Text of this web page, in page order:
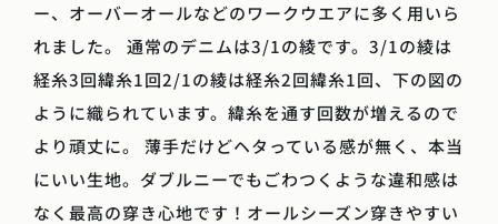
ー、オーバーオールなどのワークウエアに多く用いら
れました。 通常のデニムは3/1の綾です。3/1の綾は
経糸3回緯糸1回2/1の綾は経糸2回緯糸1回、下の図の
ように織られています。緯糸を通す回数が増えるので
より頑丈に。 薄手だけどヘタっている感が無く、本当
にいい生地。ダブルニーでもごわつくような違和感は
なく最高の穿き心地です！オールシーズン穿きやすい